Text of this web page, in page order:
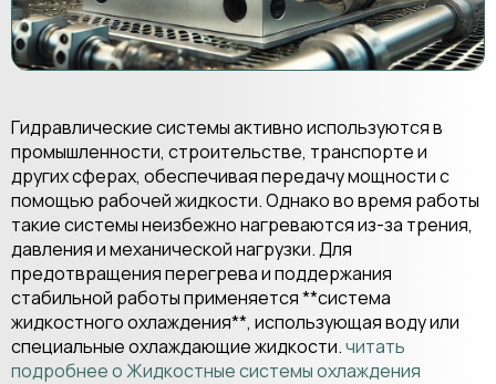
Гидравлические системы активно используются в
промышленности, строительстве, транспорте и
других сферах, обеспечивая передачу мощности с
помощью рабочей жидкости. Однако во время работы
такие системы неизбежно нагреваются из-за трения,
давления и механической нагрузки. Для
предотвращения перегрева и поддержания
стабильной работы применяется **система
жидкостного охлаждения**, использующая воду или
специальные охлаждающие жидкости.читать
подробнее о Жидкостные системы охлаждения